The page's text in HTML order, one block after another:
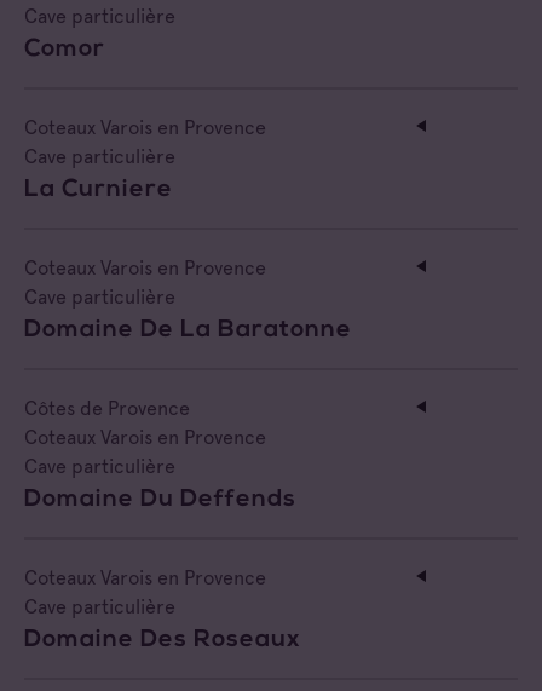
Cave particulière
Comor
Coteaux Varois en Provence
Cave particulière
La Curniere
Coteaux Varois en Provence
Cave particulière
Domaine De La Baratonne
Côtes de Provence
Coteaux Varois en Provence
Cave particulière
Domaine Du Deffends
Coteaux Varois en Provence
Cave particulière
Domaine Des Roseaux